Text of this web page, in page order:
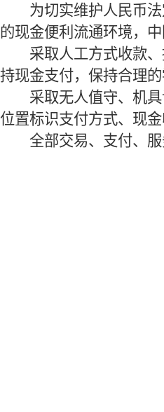
为切实维护人民币法
的现金便利流通环境，
采取人工方式收款、
持现金支付，保持合理的
采取无人值守、机具
位置标识支付方式、现
全部交易、支付、服